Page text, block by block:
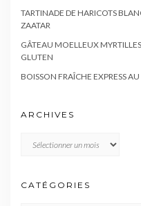
TARTINADE DE HARICOTS
ZAATAR
GÂTEAU MOELLEUX
GLUTEN
BOISSON FRAÎCHE EXPRESS
ARCHIVES
CATÉGORIES